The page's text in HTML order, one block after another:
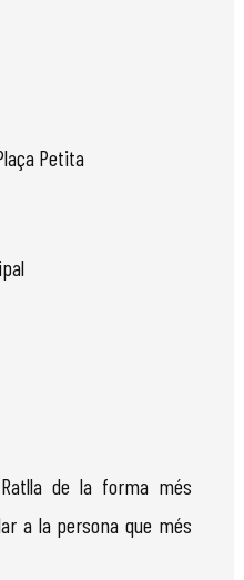
Petita
de la forma més
a la persona que més